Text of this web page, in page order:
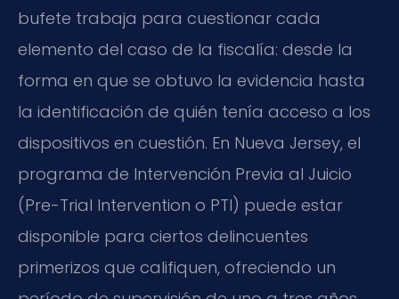
bufete trabaja para cuestionar cada
elemento del caso de la fiscalía: desde la
forma en que se obtuvo la evidencia hasta
la identificación de quién tenía acceso a los
dispositivos en cuestión. En Nueva Jersey, el
programa de Intervención Previa al Juicio
(Pre-Trial Intervention o PTI) puede estar
disponible para ciertos delincuentes
primerizos que califiquen, ofreciendo un